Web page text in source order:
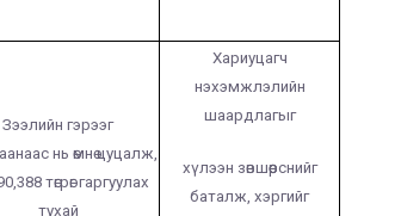
Зээлийн гэрээг
нь өмнө цуцалж,
төгрөг гаргуулах
тухай
Хариуцагч
нэхэмжлэлийн
шаардлагыг
хүлээн зөвшөөрснийг
баталж, хэргийг